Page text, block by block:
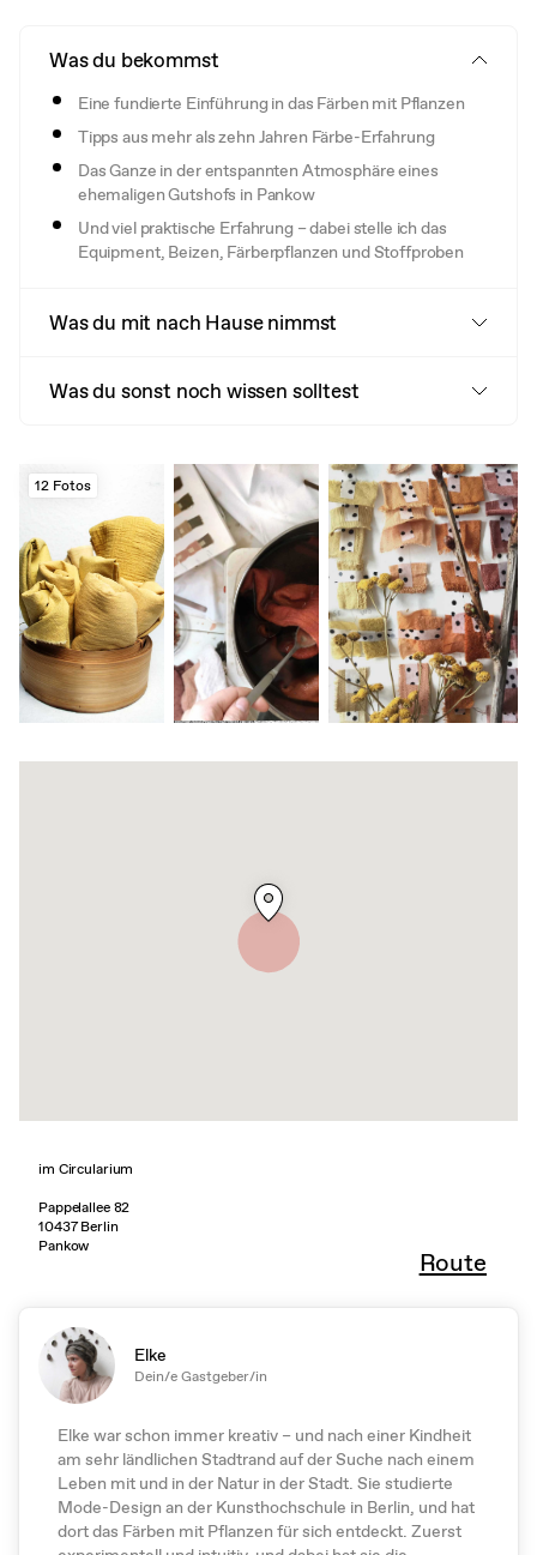
Was du bekommst
Eine fundierte Einführung in das Färben mit Pflanzen
Tipps aus mehr als zehn Jahren Färbe-Erfahrung
Das Ganze in der entspannten Atmosphäre eines
ehemaligen Gutshofs in Pankow
Und viel praktische Erfahrung – dabei stelle ich das
Equipment, Beizen, Färberpflanzen und Stoffproben
Was du mit nach Hause nimmst
Was du sonst noch wissen solltest
12 Fotos
im Circularium
Pappelallee 82
10437 Berlin
Pankow
Route
Elke
Dein/e Gastgeber/in
Elke war schon immer kreativ – und nach einer Kindheit
am sehr ländlichen Stadtrand auf der Suche nach einem
Leben mit und in der Natur in der Stadt. Sie studierte
Mode-Design an der Kunsthochschule in Berlin, und hat
dort das Färben mit Pflanzen für sich entdeckt. Zuerst